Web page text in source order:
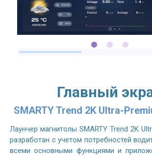
Главный
SMARTY Trend 2K Ultra-
Лаунчер магнитолы SMARTY Trend 2K
разработан с учетом потребностей
всеми основными функциями и